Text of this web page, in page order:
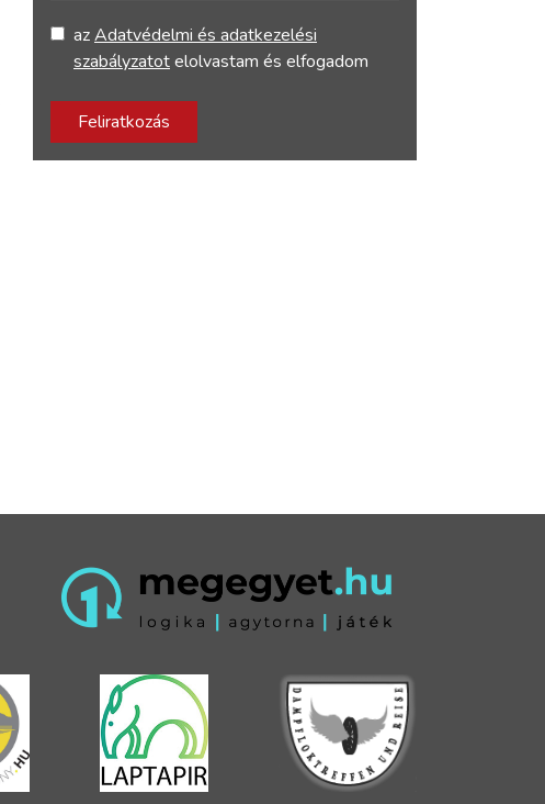
azAdatvédelmi és adatkezelési
szabályzatotelolvastam és elfogadom
Feliratkozás